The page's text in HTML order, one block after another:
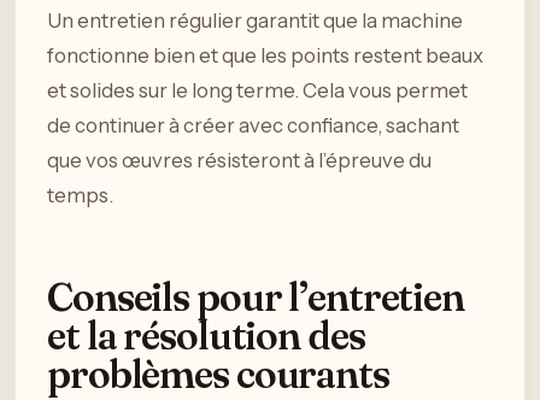
Un entretien régulier garantit que la machine
fonctionne bien et que les points restent beaux
et solides sur le long terme. Cela vous permet
de continuer à créer avec confiance, sachant
que vos œuvres résisteront à l’épreuve du
temps.
Conseils pour l’entretien
et la résolution des
problèmes courants